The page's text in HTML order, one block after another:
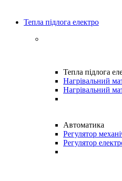
Тепла підлога електро
Тепла підлога
Нагрівальний
Нагрівальний
Автоматика
Регулятор
Регулятор